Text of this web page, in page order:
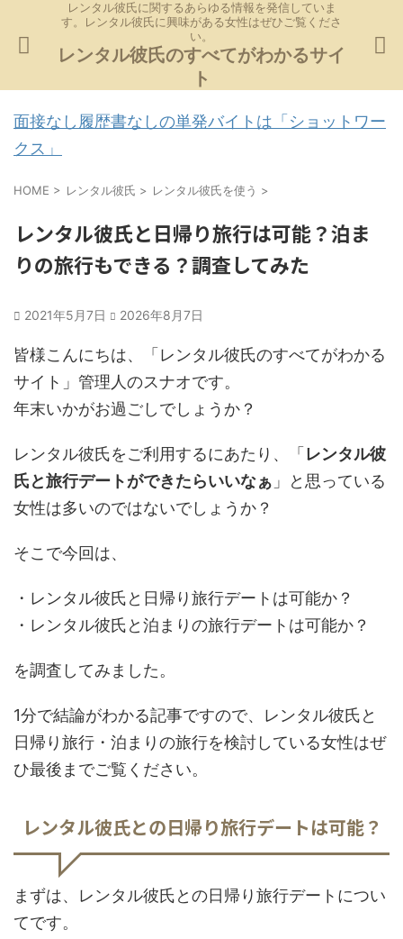
レンタル彼氏に関するあらゆる情報を発信していま
す。レンタル彼氏に興味がある女性はぜひご覧くださ
い。
レンタル彼氏のすべてがわかるサイ
ト
面接なし履歴書なしの単発バイトは「ショットワー
クス」
HOME > レンタル彼氏 > レンタル彼氏を使う >
レンタル彼氏と日帰り旅行は可能？泊ま
りの旅行もできる？調査してみた
2021年5月7日 2026年8月7日
皆様こんにちは、「レンタル彼氏のすべてがわかる
サイト」管理人のスナオです。
年末いかがお過ごしでしょうか？
レンタル彼氏をご利用するにあたり、「 レンタル彼
氏と旅行デートができたらいいなぁ 」と思っている
女性は多いのではないでしょうか？
そこで今回は、
・レンタル彼氏と日帰り旅行デートは可能か？
・レンタル彼氏と泊まりの旅行デートは可能か？
を調査してみました。
1分で結論がわかる記事ですので、レンタル彼氏と
日帰り旅行・泊まりの旅行を検討している女性はぜ
ひ最後までご覧ください。
レンタル彼氏との日帰り旅行デートは可能？
まずは、レンタル彼氏との日帰り旅行デートについ
てです。